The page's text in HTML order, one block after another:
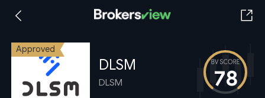
Approved
DLSM
DLSM 78